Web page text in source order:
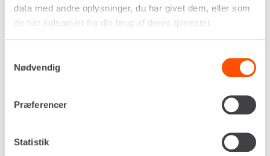
data med andre oplysninger, du har givet dem, eller som
de har indsamlet fra din brug af deres tjenester.
Nødvendig
Præferencer
Statistik
-10°C til +400°C
<50
160 x 120 px
DKK 323,00